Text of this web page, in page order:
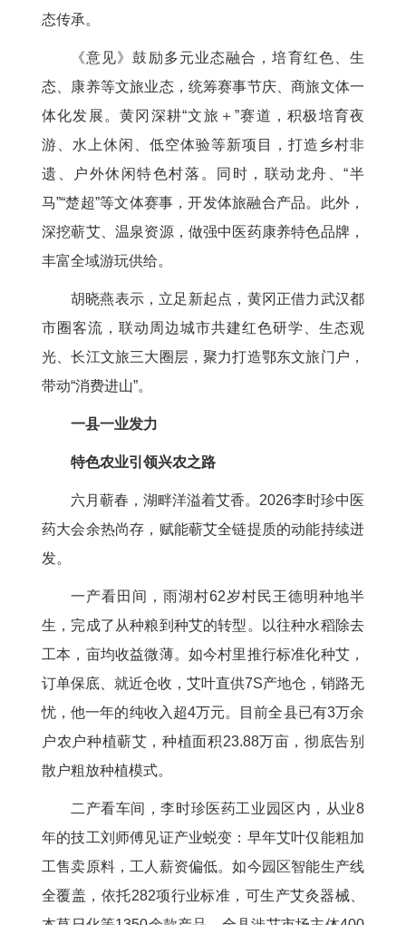
态传承。
《意见》鼓励多元业态融合，培育红色、生
态、康养等文旅业态，统筹赛事节庆、商旅文体一
体化发展。黄冈深耕“文旅＋”赛道，积极培育夜
游、水上休闲、低空体验等新项目，打造乡村非
遗、户外休闲特色村落。同时，联动龙舟、“半
马”“楚超”等文体赛事，开发体旅融合产品。此外，
深挖蕲艾、温泉资源，做强中医药康养特色品牌，
丰富全域游玩供给。
胡晓燕表示，立足新起点，黄冈正借力武汉都
市圈客流，联动周边城市共建红色研学、生态观
光、长江文旅三大圈层，聚力打造鄂东文旅门户，
带动“消费进山”。
一县一业发力
特色农业引领兴农之路
六月蕲春，湖畔洋溢着艾香。2026李时珍中医
药大会余热尚存，赋能蕲艾全链提质的动能持续迸
发。
一产看田间，雨湖村62岁村民王德明种地半
生，完成了从种粮到种艾的转型。以往种水稻除去
工本，亩均收益微薄。如今村里推行标准化种艾，
订单保底、就近仓收，艾叶直供7S产地仓，销路无
忧，他一年的纯收入超4万元。目前全县已有3万余
户农户种植蕲艾，种植面积23.88万亩，彻底告别
散户粗放种植模式。
二产看车间，李时珍医药工业园区内，从业8
年的技工刘师傅见证产业蜕变：早年艾叶仅能粗加
工售卖原料，工人薪资偏低。如今园区智能生产线
全覆盖，依托282项行业标准，可生产艾灸器械、